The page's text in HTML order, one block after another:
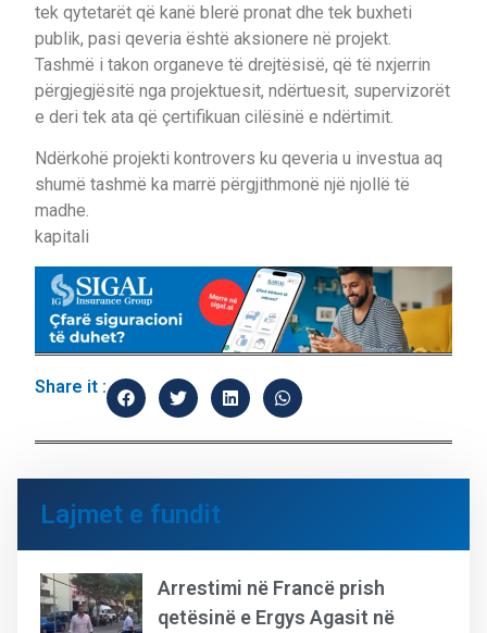
tek qytetarët që kanë blerë pronat dhe tek buxheti
publik, pasi qeveria është aksionere në projekt.
Tashmë i takon organeve të drejtësisë, që të nxjerrin
përgjegjësitë nga projektuesit, ndërtuesit, supervizorët
e deri tek ata që çertifikuan cilësinë e ndërtimit.
Ndërkohë projekti kontrovers ku qeveria u investua aq
shumë tashmë ka marrë përgjithmonë një njollë të
madhe.
kapitali
Share it :
Lajmet e fundit
Arrestimi në Francë prish
qetësinë e Ergys Agasit në